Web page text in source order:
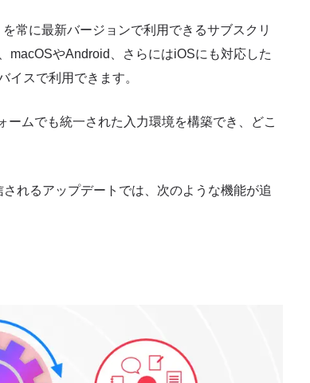
常に最新バージョンで利用できるサブスクリ
macOSやAndroid、さらにはiOSにも対応した
イスで利用できます。
ムでも統一された入力環境を構築でき、どこ
れるアップデートでは、次のような機能が追